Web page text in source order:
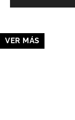
VER MÁS